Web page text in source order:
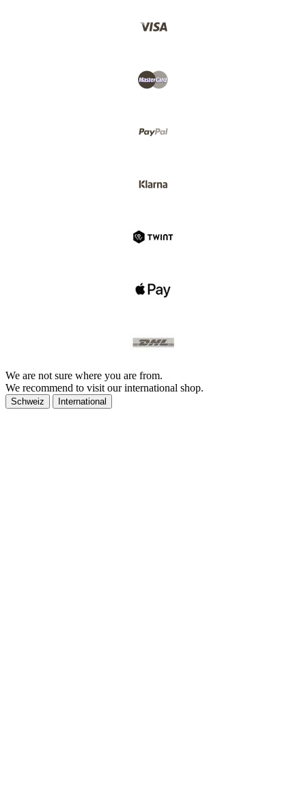
We are not sure where you are from.
We recommend to visit our international shop.
Schweiz International